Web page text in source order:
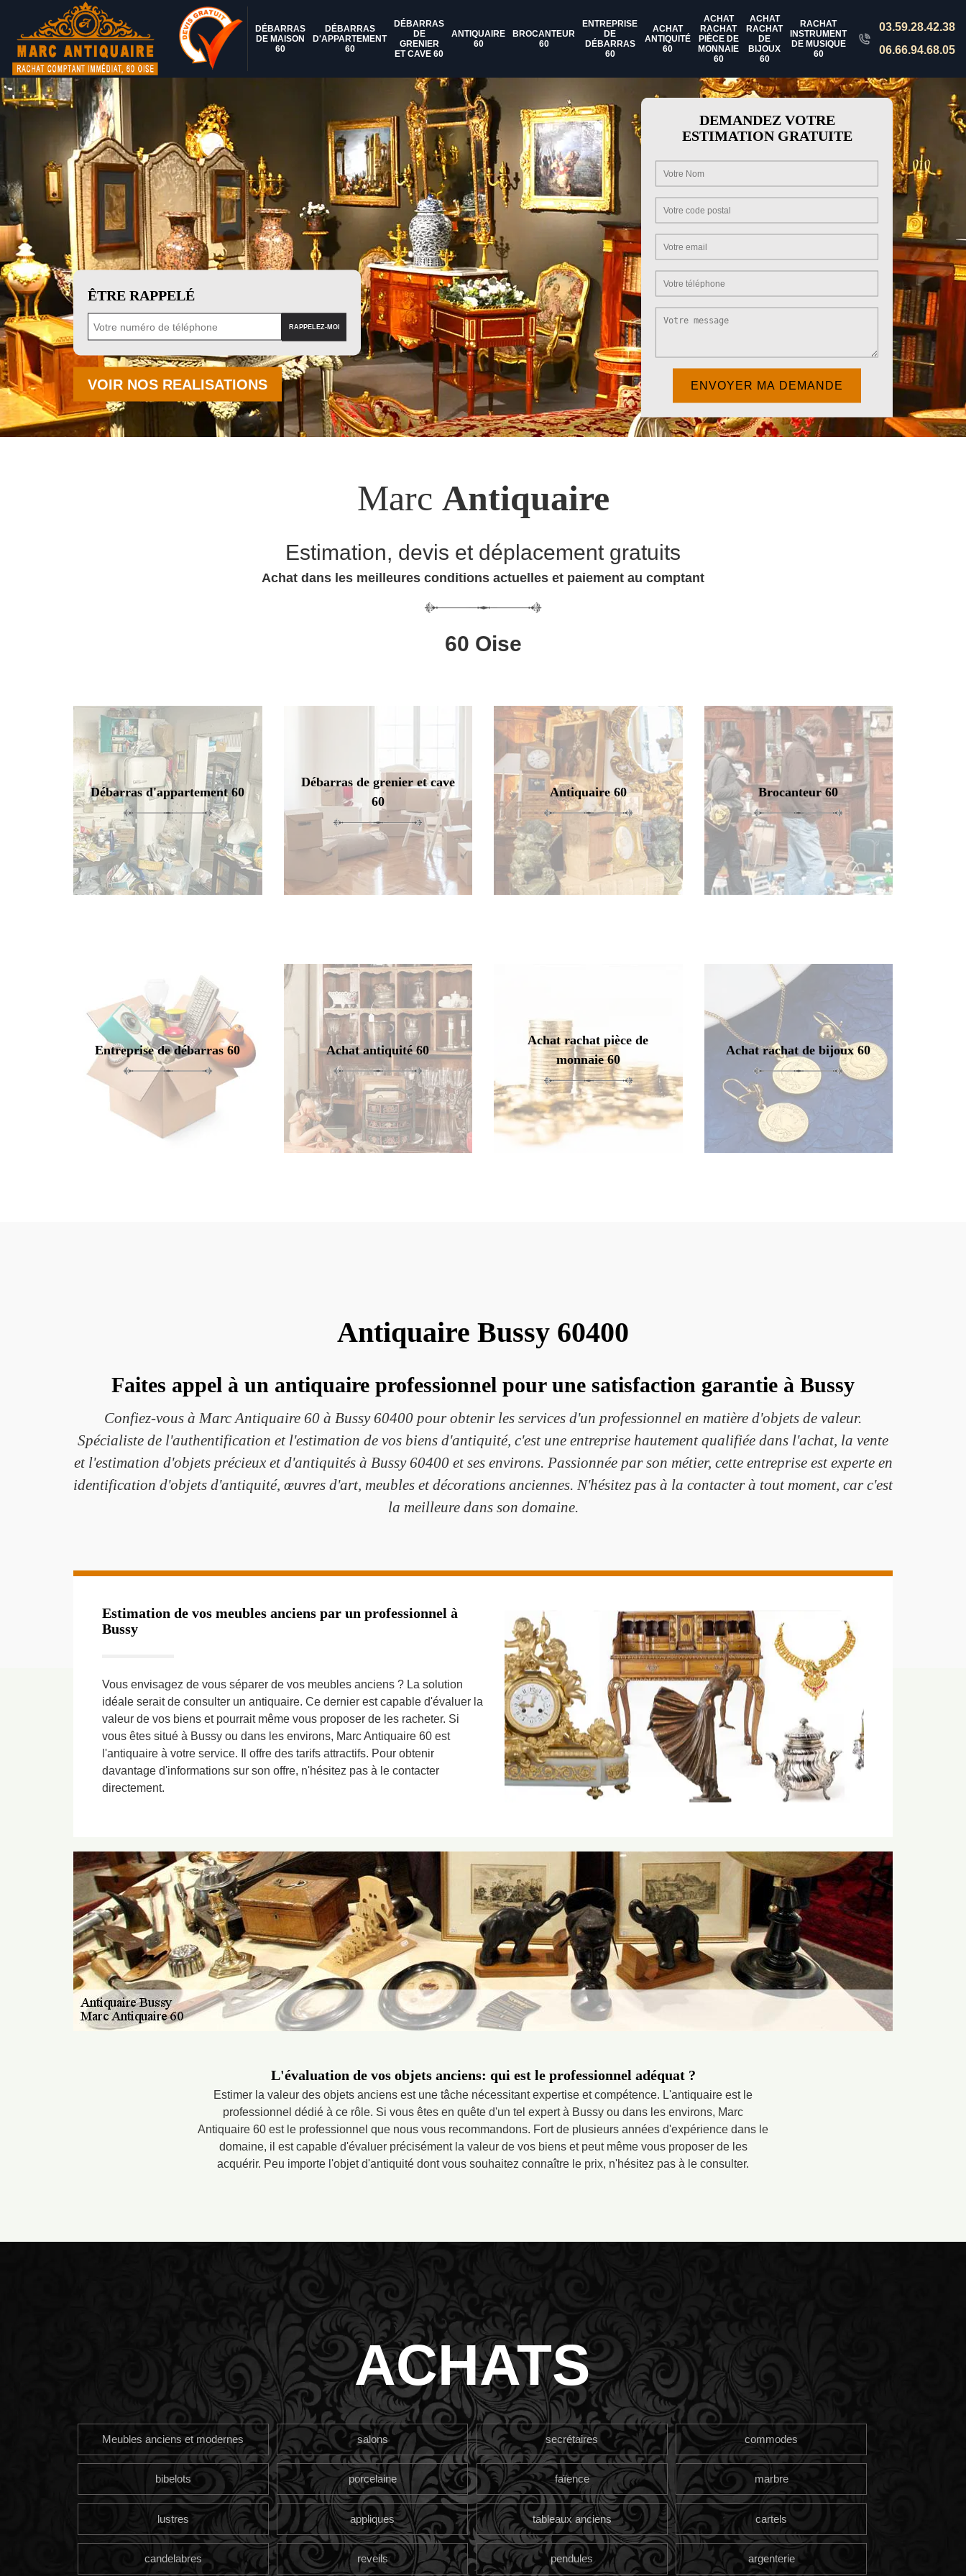
DÉBARRAS
DE MAISON
60
DÉBARRAS
D'APPARTEMENT
60
DÉBARRAS
DE
GRENIER
ET CAVE 60
ANTIQUAIRE
60
BROCANTEUR
60
ENTREPRISE
DE
DÉBARRAS
60
ACHAT
ANTIQUITÉ
60
ACHAT
RACHAT
PIÈCE DE
MONNAIE
60
ACHAT
RACHAT
DE
BIJOUX
60
RACHAT
INSTRUMENT
DE MUSIQUE
60
03.59.28.42.38
06.66.94.68.05
ÊTRE RAPPELÉ
VOIR NOS REALISATIONS
DEMANDEZ VOTRE
ESTIMATION GRATUITE
Marc Antiquaire
Estimation, devis et déplacement gratuits
Achat dans les meilleures conditions actuelles et paiement au comptant
60 Oise
Débarras d'appartement 60
Débarras de grenier et cave
60
Antiquaire 60 Brocanteur 60
Entreprise de débarras 60 Achat antiquité 60
Achat rachat pièce de
monnaie 60
Achat rachat de bijoux 60
Antiquaire Bussy 60400
Faites appel à un antiquaire professionnel pour une satisfaction garantie à Bussy
Confiez-vous à Marc Antiquaire 60 à Bussy 60400 pour obtenir les services d'un professionnel en matière d'objets de valeur.
Spécialiste de l'authentification et l'estimation de vos biens d'antiquité, c'est une entreprise hautement qualifiée dans l'achat, la vente
et l'estimation d'objets précieux et d'antiquités à Bussy 60400 et ses environs. Passionnée par son métier, cette entreprise est experte en
identification d'objets d'antiquité, œuvres d'art, meubles et décorations anciennes. N'hésitez pas à la contacter à tout moment, car c'est
la meilleure dans son domaine.
Estimation de vos meubles anciens par un professionnel à
Bussy
Vous envisagez de vous séparer de vos meubles anciens ? La solution
idéale serait de consulter un antiquaire. Ce dernier est capable d'évaluer la
valeur de vos biens et pourrait même vous proposer de les racheter. Si
vous êtes situé à Bussy ou dans les environs, Marc Antiquaire 60 est
l'antiquaire à votre service. Il offre des tarifs attractifs. Pour obtenir
davantage d'informations sur son offre, n'hésitez pas à le contacter
directement.
L'évaluation de vos objets anciens: qui est le professionnel adéquat ?
Estimer la valeur des objets anciens est une tâche nécessitant expertise et compétence. L'antiquaire est le
professionnel dédié à ce rôle. Si vous êtes en quête d'un tel expert à Bussy ou dans les environs, Marc
Antiquaire 60 est le professionnel que nous vous recommandons. Fort de plusieurs années d'expérience dans le
domaine, il est capable d'évaluer précisément la valeur de vos biens et peut même vous proposer de les
acquérir. Peu importe l'objet d'antiquité dont vous souhaitez connaître le prix, n'hésitez pas à le consulter.
ACHATS
Meubles anciens et modernes salons secrétaires commodes
bibelots porcelaine faïence marbre
lustres appliques tableaux anciens cartels
candelabres reveils pendules argenterie